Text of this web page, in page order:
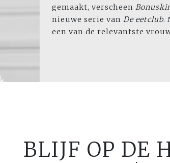
gemaakt, verscheen
nieuwe serie van De eetclub.
een van de relevantste
BLIJF OP DE